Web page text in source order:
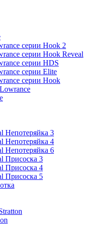
серии Hook 2
серии Hook Reveal
серии HDS
серии Elite
серии Hook
Непотеряйка 3
Непотеряйка 4
Непотеряйка 6
Присоска 3
Присоска 4
Присоска 5